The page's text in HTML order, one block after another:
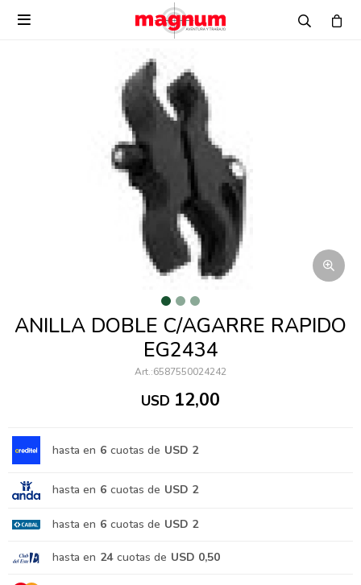

ANILLA DOBLE C/AGARRE RAPIDO
EG2434
6587550024242
USD 12,00
hasta en 6 cuotas de USD 2
hasta en 6 cuotas de USD 2
hasta en 6 cuotas de USD 2
hasta en 24 cuotas de USD 0,50